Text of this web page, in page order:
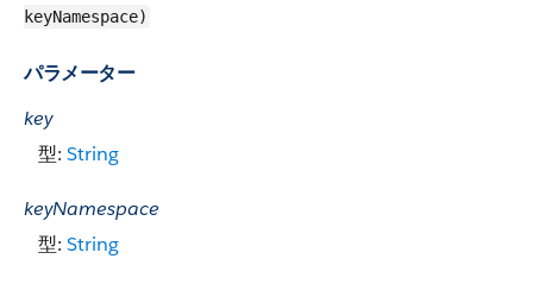
keyNamespace)
パラメーター
key
型: String
keyNamespace
型: String